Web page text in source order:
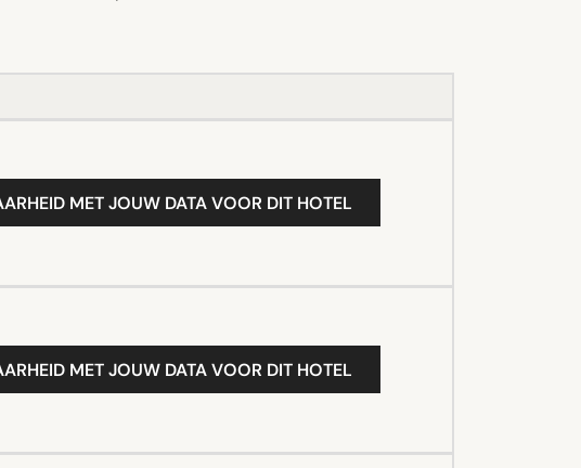
MET JOUW DATA VOOR DIT HOTEL
MET JOUW DATA VOOR DIT HOTEL